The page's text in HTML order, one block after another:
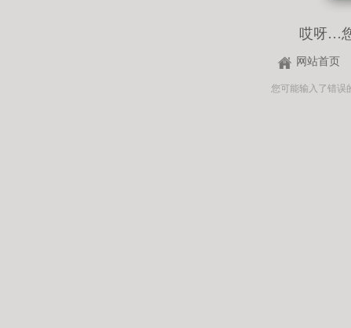
哎呀…
网站首页
您可能输入了错误